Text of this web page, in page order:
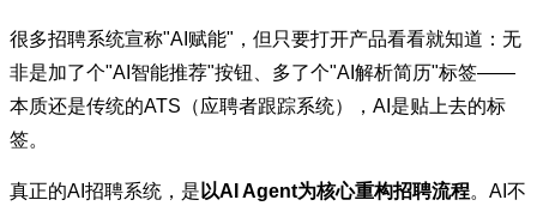
很多招聘系统宣称"AI赋能"，但只要打开产品看看就知道：无
非是加了个"AI智能推荐"按钮、多了个"AI解析简历"标签——
本质还是传统的ATS（应聘者跟踪系统），AI是贴上去的标
签。
真正的AI招聘系统，是 以AI Agent为核心重构招聘流程。AI不